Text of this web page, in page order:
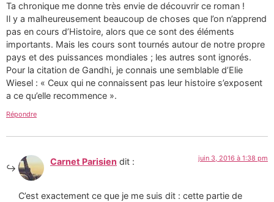
Ta chronique me donne très envie de découvrir ce roman !
Il y a malheureusement beaucoup de choses que l’on n’apprend
pas en cours d’Histoire, alors que ce sont des éléments
importants. Mais les cours sont tournés autour de notre propre
pays et des puissances mondiales ; les autres sont ignorés.
Pour la citation de Gandhi, je connais une semblable d’Elie
Wiesel : « Ceux qui ne connaissent pas leur histoire s’exposent
a ce qu’elle recommence ».
Répondre
Carnet Parisien dit : juin 3, 2016 à 1:38 pm
C’est exactement ce que je me suis dit : cette partie de